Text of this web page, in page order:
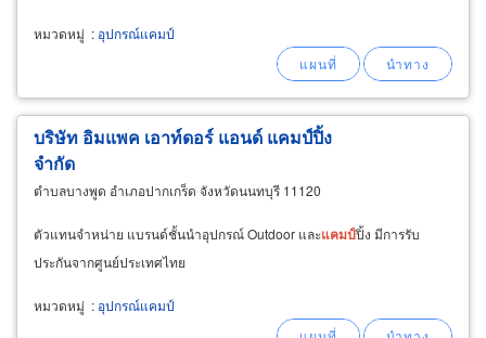
หมวดหมู่ : อุปกรณ์แคมป์
บริษัท อิมแพค เอาท์ดอร์ แอนด์ แคมป์ปิ้ง
จำกัด
ตำบลบางพูด อำเภอปากเกร็ด จังหวัดนนทบุรี 11120
ตัวแทนจำหน่าย แบรนด์ชั้นนำอุปกรณ์ Outdoor และแคมป์ปิ้ง มีการรับ
ประกันจากศูนย์ประเทศไทย
หมวดหมู่ : อุปกรณ์แคมป์